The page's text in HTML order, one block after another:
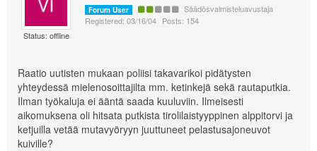
Status: offline
Forum User
Säädösvalmisteluavustaja
Registered: 03/16/04 Posts: 154
Raatio uutisten mukaan poliisi takavarikoi pidätysten
yhteydessä mielenosoittajilta mm. ketinkejä sekä rautaputkia.
Ilman työkaluja ei ääntä saada kuuluviin. Ilmeisesti
aikomuksena oli hitsata putkista tirolilaistyyppinen alppitorvi ja
ketjuilla vetää mutavyöryyn juuttuneet pelastusajoneuvot
kuiville?